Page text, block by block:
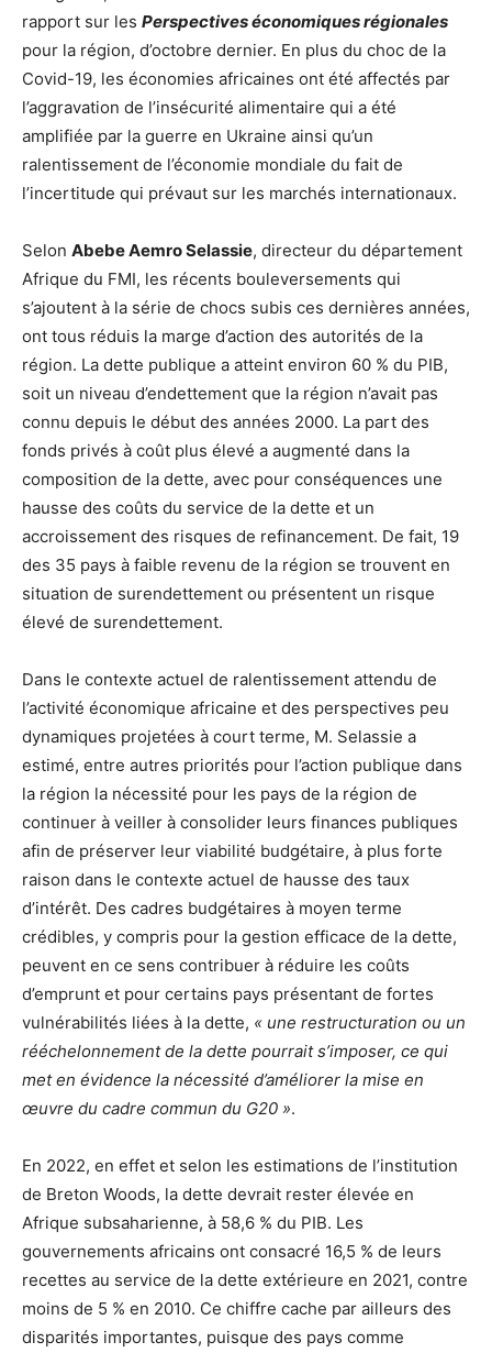
rapport sur les Perspectives économiques régionales
pour la région, d’octobre dernier. En plus du choc de la
Covid-19, les économies africaines ont été affectés par
l’aggravation de l’insécurité alimentaire qui a été
amplifiée par la guerre en Ukraine ainsi qu’un
ralentissement de l’économie mondiale du fait de
l’incertitude qui prévaut sur les marchés internationaux.
Selon Abebe Aemro Selassie, directeur du département
Afrique du FMI, les récents bouleversements qui
s’ajoutent à la série de chocs subis ces dernières années,
ont tous réduis la marge d’action des autorités de la
région. La dette publique a atteint environ 60 % du PIB,
soit un niveau d’endettement que la région n’avait pas
connu depuis le début des années 2000. La part des
fonds privés à coût plus élevé a augmenté dans la
composition de la dette, avec pour conséquences une
hausse des coûts du service de la dette et un
accroissement des risques de refinancement. De fait, 19
des 35 pays à faible revenu de la région se trouvent en
situation de surendettement ou présentent un risque
élevé de surendettement.
Dans le contexte actuel de ralentissement attendu de
l’activité économique africaine et des perspectives peu
dynamiques projetées à court terme, M. Selassie a
estimé, entre autres priorités pour l’action publique dans
la région la nécessité pour les pays de la région de
continuer à veiller à consolider leurs finances publiques
afin de préserver leur viabilité budgétaire, à plus forte
raison dans le contexte actuel de hausse des taux
d’intérêt. Des cadres budgétaires à moyen terme
crédibles, y compris pour la gestion efficace de la dette,
peuvent en ce sens contribuer à réduire les coûts
d’emprunt et pour certains pays présentant de fortes
vulnérabilités liées à la dette, « une restructuration ou un
rééchelonnement de la dette pourrait s’imposer, ce qui
met en évidence la nécessité d’améliorer la mise en
œuvre du cadre commun du G20 ».
En 2022, en effet et selon les estimations de l’institution
de Breton Woods, la dette devrait rester élevée en
Afrique subsaharienne, à 58,6 % du PIB. Les
gouvernements africains ont consacré 16,5 % de leurs
recettes au service de la dette extérieure en 2021, contre
moins de 5 % en 2010. Ce chiffre cache par ailleurs des
disparités importantes, puisque des pays comme